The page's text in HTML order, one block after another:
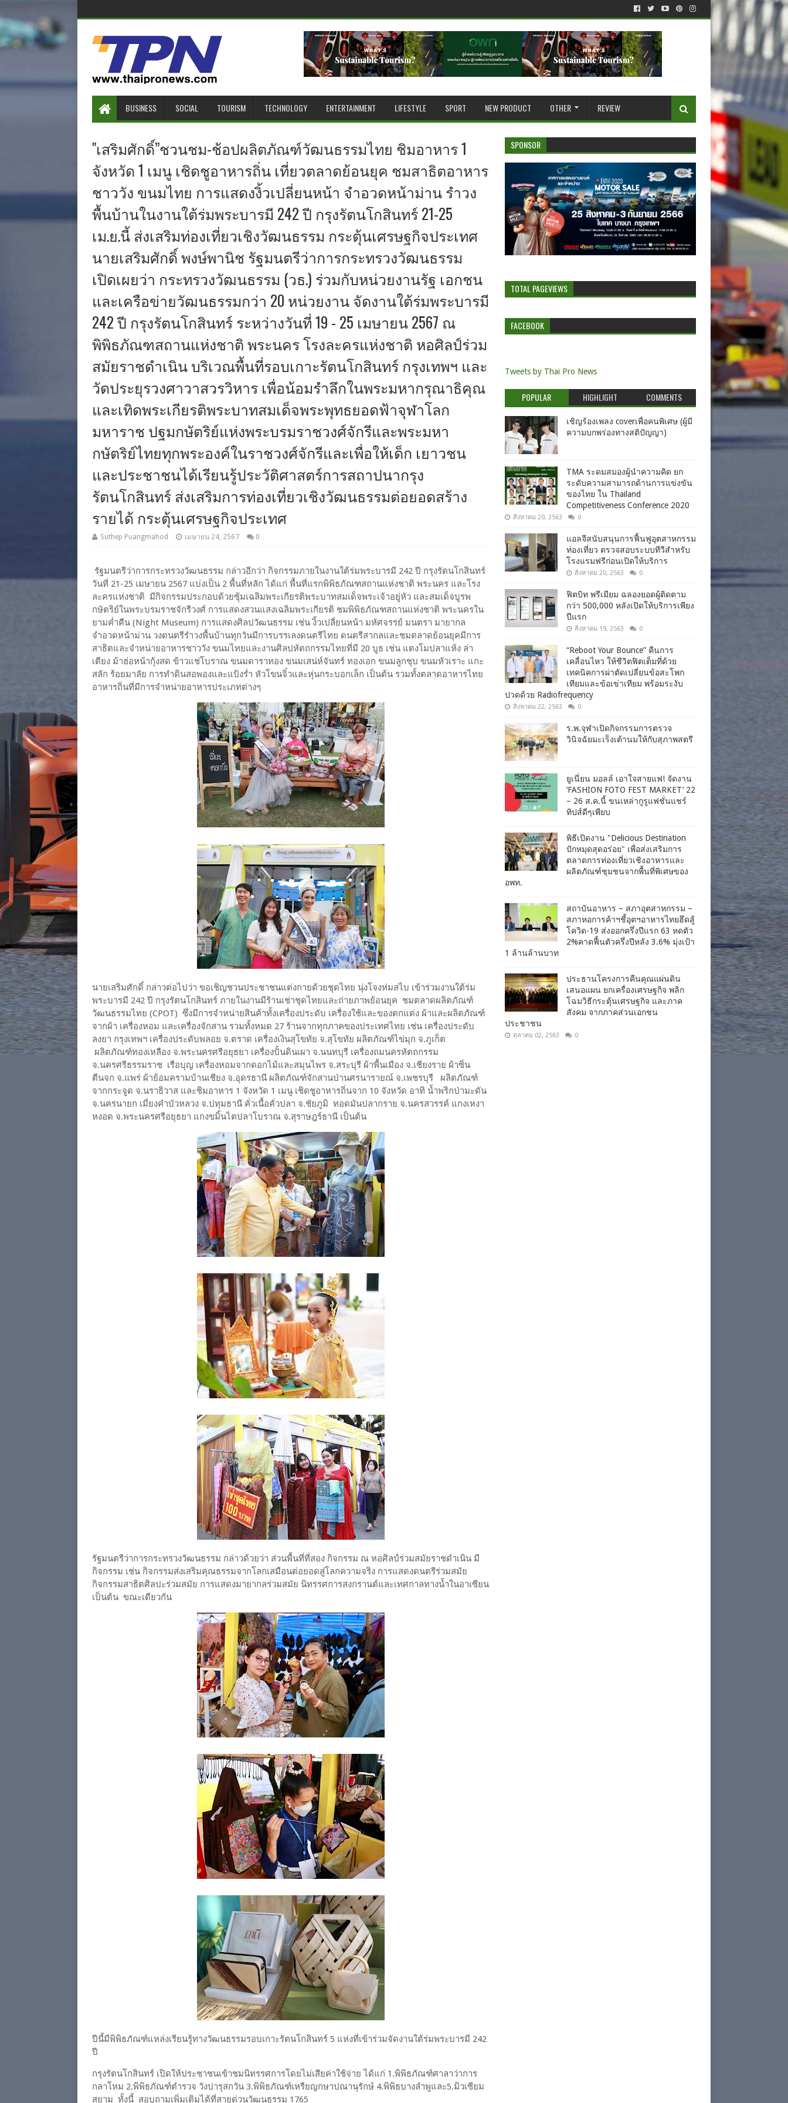
BUSINESS SOCIAL TOURISM TECHNOLOGY ENTERTAINMENT LIFESTYLE SPORT NEW PRODUCT OTHER REVIEW
"เสริมศักดิ์”ชวนชม-ช้อปผลิตภัณฑ์วัฒนธรรมไทย ชิมอาหาร 1
จังหวัด 1 เมนู เชิดชูอาหารถิ่น เที่ยวตลาดย้อนยุค ชมสาธิตอาหาร
ชาววัง ขนมไทย การแสดงงิ้วเปลี่ยนหน้า จำอวดหน้าม่าน รำวง
พื้นบ้านในงานใต้ร่มพระบารมี 242 ปี กรุงรัตนโกสินทร์ 21-25
เม.ย.นี้ ส่งเสริมท่องเที่ยวเชิงวัฒนธรรม กระตุ้นเศรษฐกิจประเทศ
นายเสริมศักดิ์ พงษ์พานิช รัฐมนตรีว่าการกระทรวงวัฒนธรรม
เปิดเผยว่า กระทรวงวัฒนธรรม (วธ.) ร่วมกับหน่วยงานรัฐ เอกชน
และเครือข่ายวัฒนธรรมกว่า 20 หน่วยงาน จัดงานใต้ร่มพระบารมี
242 ปี กรุงรัตนโกสินทร์ ระหว่างวันที่ 19 - 25 เมษายน 2567 ณ
พิพิธภัณฑสถานแห่งชาติ พระนคร โรงละครแห่งชาติ หอศิลป์ร่วม
สมัยราชดำเนิน บริเวณพื้นที่รอบเกาะรัตนโกสินทร์ กรุงเทพฯ และ
วัดประยุรวงศาวาสวรวิหาร เพื่อน้อมรำลึกในพระมหากรุณาธิคุณ
และเทิดพระเกียรติพระบาทสมเด็จพระพุทธยอดฟ้าจุฬาโลก
มหาราช ปฐมกษัตริย์แห่งพระบรมราชวงศ์จักรีและพระมหา
กษัตริย์ไทยทุกพระองค์ในราชวงศ์จักรีและเพื่อให้เด็ก เยาวชน
และประชาชนได้เรียนรู้ประวัติศาสตร์การสถาปนากรุง
รัตนโกสินทร์ ส่งเสริมการท่องเที่ยวเชิงวัฒนธรรมต่อยอดสร้าง
รายได้ กระตุ้นเศรษฐกิจประเทศ
Suthep Puangmahod เมษายน 24, 2567 0
รัฐมนตรีว่าการกระทรวงวัฒนธรรม กล่าวอีกว่า กิจกรรมภายในงานใต้ร่มพระบารมี 242 ปี กรุงรัตนโกสินทร์
วันที่ 21-25 เมษายน 2567 แบ่งเป็น 2 พื้นที่หลัก ได้แก่ พื้นที่แรกพิพิธภัณฑสถานแห่งชาติ พระนคร และโรง
ละครแห่งชาติ มีกิจกรรมประกอบด้วยซุ้มเฉลิมพระเกียรติพระบาทสมเด็จพระเจ้าอยู่หัว และสมเด็จบูรพ
กษัตริย์ในพระบรมราชจักรีวงศ์ การแสดงสวนแสงเฉลิมพระเกียรติ ชมพิพิธภัณฑสถานแห่งชาติ พระนครใน
ยามค่ำคืน (Night Museum) การแสดงศิลปวัฒนธรรม เช่น งิ้วเปลี่ยนหน้า มหัศจรรย์ มนตรา มายากล
จำอวดหน้าม่าน วงดนตรีรำวงพื้นบ้านทุกวันมีการบรรเลงดนตรีไทย ดนตรีสากลและชมตลาดย้อนยุคมีการ
สาธิตและจำหน่ายอาหารชาววัง ขนมไทยและงานศิลปหัตถกรรมไทยที่มี 20 บูธ เช่น แตงโมปลาแห้ง ล่า
เตียง ม้าฮ่อหน้ากุ้งสด ข้าวแช่โบราณ ขนมดาราทอง ขนมเสน่ห์จันทร์ ทองเอก ขนมลูกชุบ ขนมหัวเราะ แกะ
สลัก ร้อยมาลัย การทำดินสอพองและแป้งร่ำ หัวโขนจิ๋วและหุ่นกระบอกเล็ก เป็นต้น รวมทั้งตลาดอาหารไทย
อาหารถิ่นที่มีการจำหน่ายอาหารประเภทต่างๆ
นายเสริมศักดิ์ กล่าวต่อไปว่า ขอเชิญชวนประชาชนแต่งกายด้วยชุดไทย นุ่งโจงห่มสไบ เข้าร่วมงานใต้ร่ม
พระบารมี 242 ปี กรุงรัตนโกสินทร์ ภายในงานมีร้านเช่าชุดไทยและถ่ายภาพย้อนยุค ชมตลาดผลิตภัณฑ์
วัฒนธรรมไทย (CPOT) ซึ่งมีการจำหน่ายสินค้าทั้งเครื่องประดับ เครื่องใช้และของตกแต่ง ผ้าและผลิตภัณฑ์
จากผ้า เครื่องหอม และเครื่องจักสาน รวมทั้งหมด 27 ร้านจากทุกภาคของประเทศไทย เช่น เครื่องประดับ
ลงยา กรุงเทพฯ เครื่องประดับพลอย จ.ตราด เครื่องเงินสุโขทัย จ.สุโขทัย ผลิตภัณฑ์ไข่มุก จ.ภูเก็ต
ผลิตภัณฑ์ทองเหลือง จ.พระนครศรีอยุธยา เครื่องปั้นดินเผา จ.นนทบุรี เครื่องถมนครหัตถกรรม
จ.นครศรีธรรมราช เรือบุญ เครื่องหอมจากดอกไม้และสมุนไพร จ.สระบุรี ผ้าพื้นเมือง จ.เชียงราย ผ้าซิ่น
ตีนจก จ.แพร่ ผ้าย้อมครามบ้านเชียง จ.อุดรธานี ผลิตภัณฑ์จักสานป่านศรนารายณ์ จ.เพชรบุรี ผลิตภัณฑ์
จากกระจูด จ.นราธิวาส และชิมอาหาร 1 จังหวัด 1 เมนู เชิดชูอาหารถิ่นจาก 10 จังหวัด อาทิ น้ำพริกป่ามะดัน
จ.นครนายก เมี่ยงคำบัวหลวง จ.ปทุมธานี คั่วเนื้อคั่วปลา จ.ชัยภูมิ ทอดมันปลากราย จ.นครสวรรค์ แกงเหงา
หงอด จ.พระนครศรีอยุธยา แกงขมิ้นไตปลาโบราณ จ.สุราษฎร์ธานี เป็นต้น
รัฐมนตรีว่าการกระทรวงวัฒนธรรม กล่าวด้วยว่า ส่วนพื้นที่ที่สอง กิจกรรม ณ หอศิลป์ร่วมสมัยราชดำเนิน มี
กิจกรรม เช่น กิจกรรมส่งเสริมคุณธรรมจากโลกเสมือนต่อยอดสู่โลกความจริง การแสดงดนตรีร่วมสมัย
กิจกรรมสาธิตศิลปะร่วมสมัย การแสดงมายากลร่วมสมัย นิทรรศการสงกรานต์และเทศกาลทางน้ำในอาเซียน
เป็นต้น ขณะเดียวกัน
ปีนี้มีพิพิธภัณฑ์แหล่งเรียนรู้ทางวัฒนธรรมรอบเกาะรัตนโกสินทร์ 5 แห่งที่เข้าร่วมจัดงานใต้ร่มพระบารมี 242
ปี
กรุงรัตนโกสินทร์ เปิดให้ประชาชนเข้าชมนิทรรศการโดยไม่เสียค่าใช้จ่าย ได้แก่ 1.พิพิธภัณฑ์ศาลาว่าการ
กลาโหม 2.พิพิธภัณฑ์ตำรวจ วังปารุสกวัน 3.พิพิธภัณฑ์เหรียญกษาปณานุรักษ์ 4.พิพิธบางลำพูและ5.มิวเซียม
สยาม ทั้งนี้ สอบถามเพิ่มเติมได้ที่สายด่วนวัฒนธรรม 1765
SPONSOR
TOTAL PAGEVIEWS
FACEBOOK
Tweets by Thai Pro News
POPULAR HIGHLIGHT COMMENTS
เชิญร้องเพลง coverเพื่อคนพิเศษ (ผู้มี
ความบกพร่องทางสติปัญญา)
TMA ระดมสมองผู้นำความคิด ยก
ระดับความสามารถด้านการแข่งขัน
ของไทย ใน Thailand
Competitiveness Conference 2020
สิงหาคม 20, 2563 0
แอลจีสนับสนุนการฟื้นฟูอุตสาหกรรม
ท่องเที่ยว ตรวจสอบระบบทีวีสำหรับ
โรงแรมฟรีก่อนเปิดให้บริการ
สิงหาคม 20, 2563 0
ฟิตบิท พรีเมียม ฉลองยอดผู้ติดตาม
กว่า 500,000 หลังเปิดให้บริการเพียง
ปีแรก
สิงหาคม 19, 2563 0
“Reboot Your Bounce” คืนการ
เคลื่อนไหว ให้ชีวิตฟิตเต็มที่ด้วย
เทคนิคการผ่าตัดเปลี่ยนข้อสะโพก
เทียมและข้อเข่าเทียม พร้อมระงับ
ปวดด้วย Radiofrequency
สิงหาคม 22, 2563 0
ร.พ.จุฬาเปิดกิจกรรมการตรวจ
วินิจฉัยมะเร็งเต้านมให้กับสุภาพสตรี
ยูเนี่ยน มอลล์ เอาใจสายแฟ! จัดงาน
‘FASHION FOTO FEST MARKET’ 22
– 26 ส.ค.นี้ ขนเหล่ากูรูแฟชั่นแชร์
ทิปส์ดีๆเพียบ
พิธีเปิดงาน "Delicious Destination
ปักหมุดสุดอร่อย" เพื่อส่งเสริมการ
ตลาดการท่องเที่ยวเชิงอาหารและ
ผลิตภัณฑ์ชุมชนจากพื้นที่พิเศษของ
อพท.
สถาบันอาหาร – สภาอุตสาหกรรม –
สภาหอการค้าฯชี้อุตฯอาหารไทยฮึดสู้
โควิด-19 ส่งออกครึ่งปีแรก 63 หดตัว
2%คาดฟื้นตัวครึ่งปีหลัง 3.6% มุ่งเป้า
1 ล้านล้านบาท
ประธานโครงการคืนคุณแผ่นดิน
เสนอแผน ยกเครื่องเศรษฐกิจ พลิก
โฉมวิธีกระตุ้นเศรษฐกิจ และภาค
สังคม จากภาคส่วนเอกชน
ประชาชน
ตุลาคม 02, 2563 0